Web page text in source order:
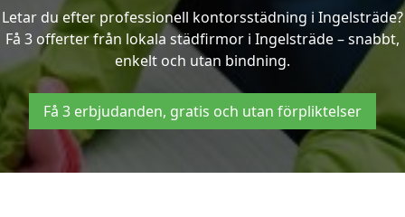
Letar du efter professionell kontorsstädning i Ingelsträde?
Få 3 offerter från lokala städfirmor i Ingelsträde – snabbt,
enkelt och utan bindning.
Få 3 erbjudanden, gratis och utan förpliktelser